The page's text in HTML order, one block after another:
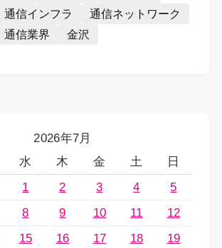
通信インフラ
通信ネットワーク
通信業界 金沢
2026年7月
水 木 金 土
日
1
2 3 4
5
8 9 10 11
12
15 16 17 18
19